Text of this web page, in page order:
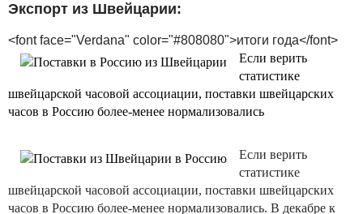
Экспорт из Швейцарии:
<font face="Verdana" color="#808080">итоги года</font>
Если верить
статистике
швейцарской часовой ассоциации, поставки швейцарских
часов в Россию более-менее нормализовались
Если верить
статистике
швейцарской часовой ассоциации, поставки швейцарских
часов в Россию более-менее нормализовались. В декабре к